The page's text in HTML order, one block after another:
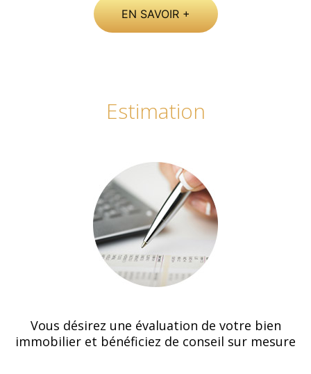
EN SAVOIR +
estimation
Vous désirez une évaluation de votre bien
immobilier et bénéficiez de conseil sur mesure